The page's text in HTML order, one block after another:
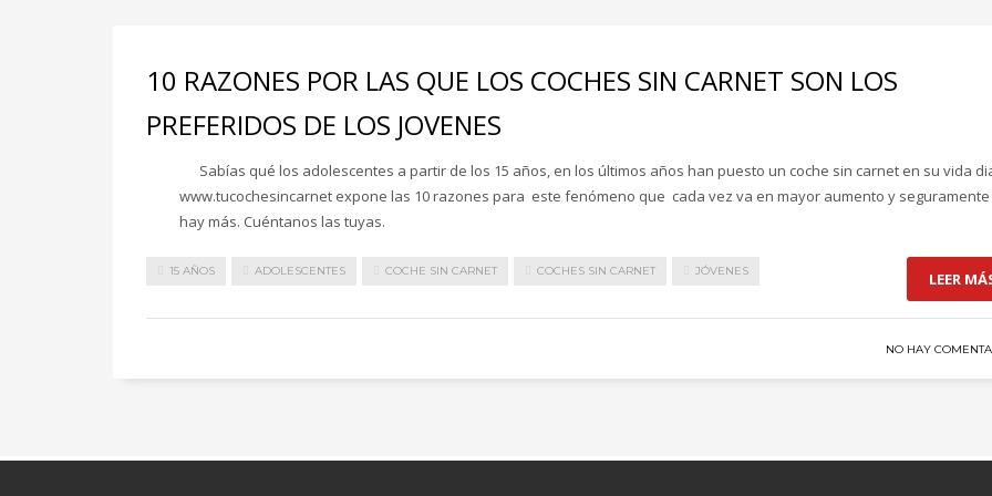
10 RAZONES POR LAS QUE LOS COCHES SIN CARNET SON LOS
PREFERIDOS DE LOS JOVENES
Sabías qué los adolescentes a partir de los 15 años, en los últimos años han puesto un coche sin carnet en su vida
www.tucochesincarnet expone las 10 razones para este fenómeno que cada vez va en mayor aumento y seguramente
hay más. Cuéntanos las tuyas.
15 AÑOS ADOLESCENTES COCHE SIN CARNET COCHES SIN CARNET JÓVENES LEER
NO HAY